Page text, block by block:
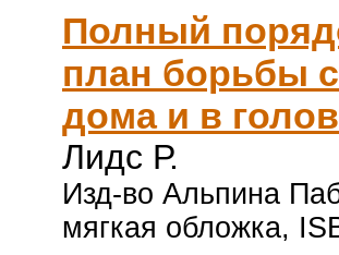
Полный
план борьбы
дома и в
Лидс Р.
Изд-во Альпина
мягкая обложка,